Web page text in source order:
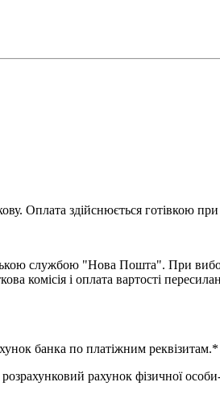
Оплата здійснюється готівкою
службою "Нова Пошта". При
комісія і оплата вартості
банка по платіжним реквізитам.*
рахунок фізичної